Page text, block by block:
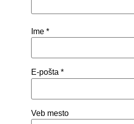
Ime *
E-pošta *
Veb mesto